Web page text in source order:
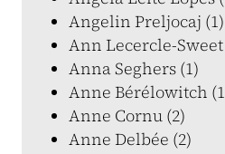
Angelin Preljocaj (1)
Ann Lecercle-Sweet
Anna Seghers (1)
Anne Bérélowitch
Anne Cornu (2)
Anne Delbée (2)